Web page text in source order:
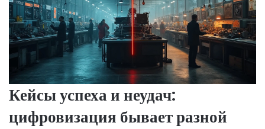
Кейсы успеха и неудач:
цифровизация бывает разной